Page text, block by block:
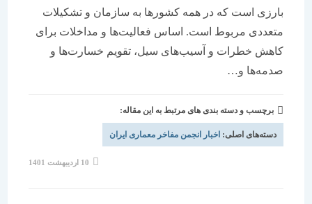
بارزی است که در همه کشورها به سازمان و تشکیلات
متعددی مربوط است. اساس فعالیت‌ها و مداخلات برای
کاهش خطرات و آسیب‌های سیل، تقویم خسارت‌ها و
صدمه‌ها و…
برچسب و دسته بندی های مرتبط به این مقاله:
دسته‌های اصلی:اخبار انجمن مفاخر معماری ایران